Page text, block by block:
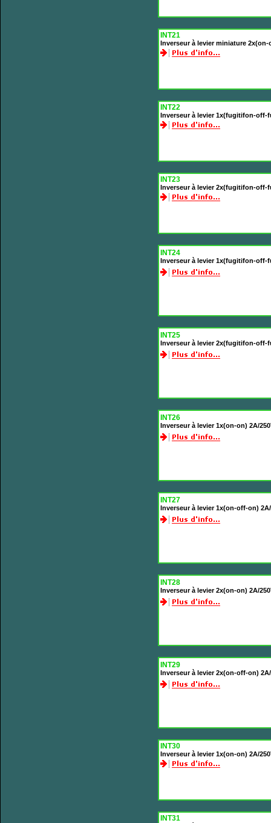
INT21
Inverseur à levier miniature 2x(on-
INT22
Inverseur à levier 1x(fugitifon-off-
INT23
Inverseur à levier 2x(fugitifon-off-
INT24
Inverseur à levier 1x(fugitifon-off-
INT25
Inverseur à levier 2x(fugitifon-off-
INT26
Inverseur à levier 1x(on-on) 2A/
INT27
Inverseur à levier 1x(on-off-on)
INT28
Inverseur à levier 2x(on-on) 2A/
INT29
Inverseur à levier 2x(on-off-on)
INT30
Inverseur à levier 1x(on-on) 2A/
INT31